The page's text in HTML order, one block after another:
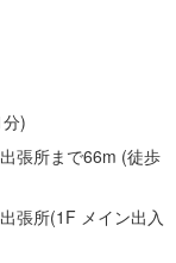
)
張所まで66m (徒歩
張所(1F メイン出入